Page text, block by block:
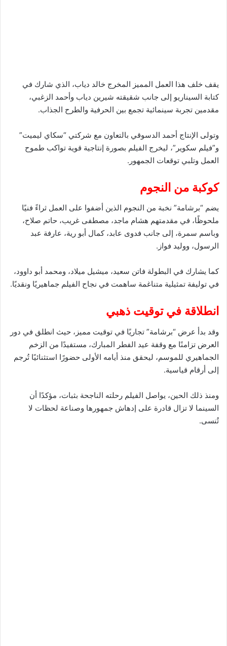
يقف خلف هذا العمل المميز المخرج خالد دياب، الذي شارك في
كتابة السيناريو إلى جانب شقيقته شيرين دياب وأحمد الزغبي،
مقدمين تجربة سينمائية تجمع بين الحرفية والطرح الجذاب.
وتولى الإنتاج أحمد الدسوقي بالتعاون مع شركتي “سكاي ليميت”
و”فيلم سكوير”، ليخرج الفيلم بصورة إنتاجية قوية تواكب طموح
العمل وتلبي توقعات الجمهور.
كوكبة من النجوم
يضم “برشامة” نخبة من النجوم الذين أضفوا على العمل ثراءً فنيًا
ملحوظًا، في مقدمتهم هشام ماجد، مصطفى غريب، حاتم صلاح،
وباسم سمرة، إلى جانب فدوى عابد، كمال أبو رية، عارفة عبد
الرسول، ووليد فواز.
كما يشارك في البطولة فاتن سعيد، ميشيل ميلاد، ومحمد أبو داوود،
في توليفة تمثيلية متناغمة ساهمت في نجاح الفيلم جماهيريًا ونقديًا.
انطلاقة في توقيت ذهبي
وقد بدأ عرض “برشامة” تجاريًا في توقيت مميز، حيث انطلق في دور
العرض تزامنًا مع وقفة عيد الفطر المبارك، مستفيدًا من الزخم
الجماهيري للموسم، ليحقق منذ أيامه الأولى حضورًا استثنائيًا تُرجم
إلى أرقام قياسية.
ومنذ ذلك الحين، يواصل الفيلم رحلته الناجحة بثبات، مؤكدًا أن
السينما لا تزال قادرة على إدهاش جمهورها وصناعة لحظات لا
تُنسى.